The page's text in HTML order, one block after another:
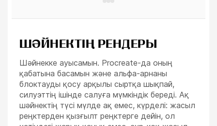
ШӘЙНЕКТІҢ РЕНДЕРЫ
Шәйнекке ауысамын. Procreate-да оның
қабатына басамын және альфа-арнаны
блоктауды қосу арқылы сыртқа шықпай,
силуэттің ішінде салуға мүмкіндік береді. Ақ
шәйнектің түсі мүлде ақ емес, күрделі: жасыл
реңктерден қызғылт реңктерге дейін, ол